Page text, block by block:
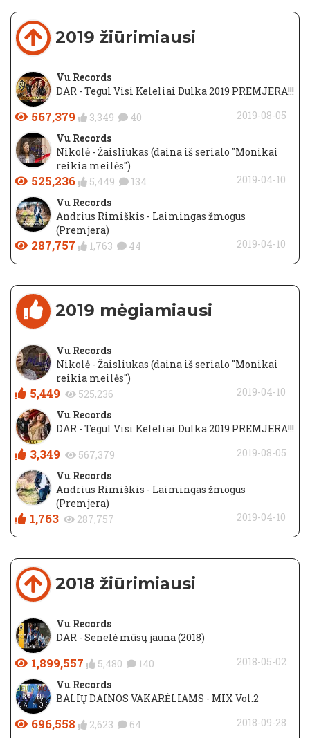
2019 žiūrimiausi
Vu Records
DAR - Tegul Visi Keleliai Dulka 2019 PREMJERA!!!
567,379 3,349 40
2019-08-05
Vu Records
Nikolė - Žaisliukas (daina iš serialo "Monikai
reikia meilės")
525,236 5,449 134
2019-04-10
Vu Records
Andrius Rimiškis - Laimingas žmogus
(Premjera)
287,757 1,763 44 2019-04-10
2019 mėgiamiausi
Vu Records
Nikolė - Žaisliukas (daina iš serialo "Monikai
reikia meilės")
5,449 525,236
2019-04-10
Vu Records
DAR - Tegul Visi Keleliai Dulka 2019 PREMJERA!!!
3,349 567,379
2019-08-05
Vu Records
Andrius Rimiškis - Laimingas žmogus
(Premjera)
1,763 287,757 2019-04-10
2018 žiūrimiausi
Vu Records
DAR - Senelė mūsų jauna (2018)
1,899,557 5,480 140
2018-05-02
Vu Records
BALIŲ DAINOS VAKARĖLIAMS - MIX Vol.2
696,558 2,623 64
2018-09-28